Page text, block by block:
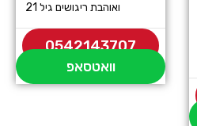
ואוהבת ריגושים גיל 21
0542143707
וואטסאפ